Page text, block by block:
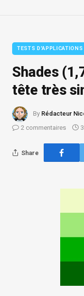
TESTS D'APPLICATIONS
Shades
tête très
By Rédacteur
2 commentaires
Share